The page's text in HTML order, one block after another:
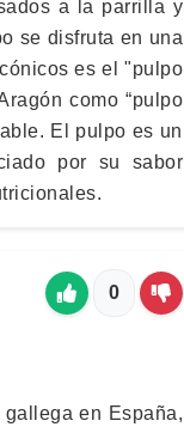
a la parrilla y
se disfruta en una
es el "pulpo
como “pulpo
El pulpo es un
por su sabor
0
en España,